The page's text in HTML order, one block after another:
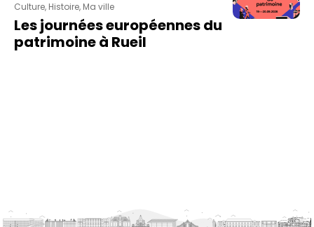
Culture, Histoire, Ma ville
Les journées européennes du
patrimoine à Rueil